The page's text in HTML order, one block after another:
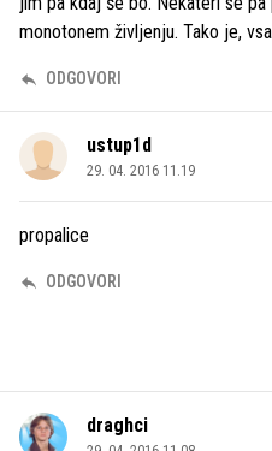
monotonem življenju. Tako je,
ODGOVORI
ustup1d
29. 04. 2016 11.19
propalice
ODGOVORI
draghci